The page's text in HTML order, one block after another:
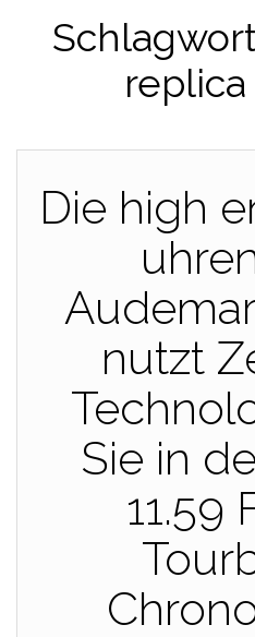
Die high
nutzt
Sie in
11.59